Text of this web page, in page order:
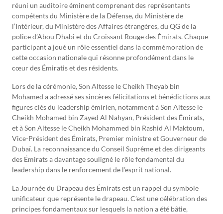
réuni un auditoire éminent comprenant des représentants
compétents du Ministère de la Défense, du Ministère de
l’Intérieur, du Ministère des Affaires étrangères, du QG de la
police d’Abou Dhabi et du Croissant Rouge des Émirats. Chaque
participant a joué un rôle essentiel dans la commémoration de
cette occasion nationale qui résonne profondément dans le
cœur des Émiratis et des résidents.
Lors de la cérémonie, Son Altesse le Cheikh Theyab bin
Mohamed a adressé ses sincères félicitations et bénédictions aux
figures clés du leadership émirien, notamment à Son Altesse le
Cheikh Mohamed bin Zayed Al Nahyan, Président des Émirats,
et à Son Altesse le Cheikh Mohammed bin Rashid Al Maktoum,
Vice-Président des Émirats, Premier ministre et Gouverneur de
Dubaï. La reconnaissance du Conseil Suprême et des dirigeants
des Émirats a davantage souligné le rôle fondamental du
leadership dans le renforcement de l’esprit national.
La Journée du Drapeau des Émirats est un rappel du symbole
unificateur que représente le drapeau. C’est une célébration des
principes fondamentaux sur lesquels la nation a été bâtie,